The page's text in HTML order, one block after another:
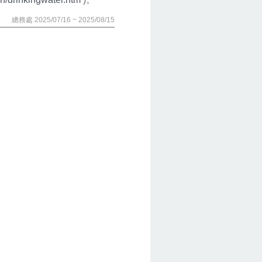
總務處 2025/07/16 ~ 2025/08/15